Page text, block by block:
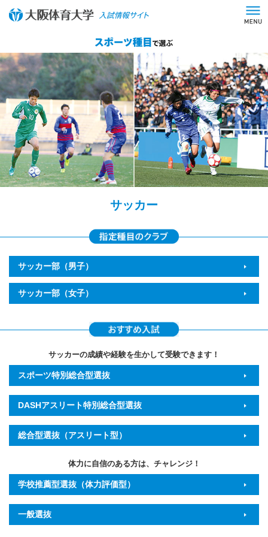
サッカー
サッカー部（男子）
サッカー部（女子）
サッカーの成績や経験を生かして受験できます！
スポーツ特別総合型選抜
DASHアスリート特別総合型選抜
総合型選抜（アスリート型）
体力に自信のある方は、チャレンジ！
学校推薦型選抜（体力評価型）
一般選抜